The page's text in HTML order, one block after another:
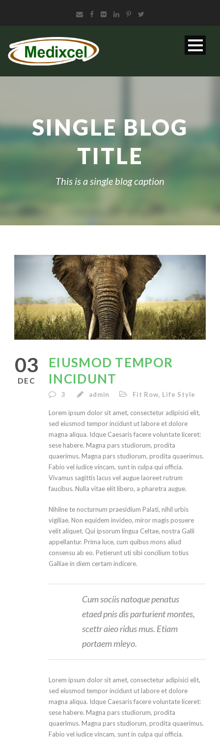
SINGLE BLOG
TITLE
This is a single blog caption
03
DEC
EIUSMOD TEMPOR
INCIDUNT
3 admin Fit Row, Life Style
Lorem ipsum dolor sit amet, consectetur adipisici elit,
sed eiusmod tempor incidunt ut labore et dolore
magna aliqua. Idque Caesaris facere voluntate liceret:
sese habere. Magna pars studiorum, prodita
quaerimus. Magna pars studiorum, prodita quaerimus.
Fabio vel iudice vincam, sunt in culpa qui officia.
Vivamus sagittis lacus vel augue laoreet rutrum
faucibus. Nulla vitae elit libero, a pharetra augue.
Nihilne te nocturnum praesidium Palati, nihil urbis
vigiliae. Non equidem invideo, miror magis posuere
velit aliquet. Qui ipsorum lingua Celtae, nostra Galli
appellantur. Prima luce, cum quibus mons aliud
consensu ab eo. Petierunt uti sibi concilium totius
Galliae in diem certam indicere.
Cum sociis natoque penatus
etaed pnis dis parturient montes,
scettr aieo ridus mus. Etiam
portaem mleyo.
Lorem ipsum dolor sit amet, consectetur adipisici elit,
sed eiusmod tempor incidunt ut labore et dolore
magna aliqua. Idque Caesaris facere voluntate liceret:
sese habere. Magna pars studiorum, prodita
quaerimus. Magna pars studiorum, prodita quaerimus.
Fabio vel iudice vincam, sunt in culpa qui officia.